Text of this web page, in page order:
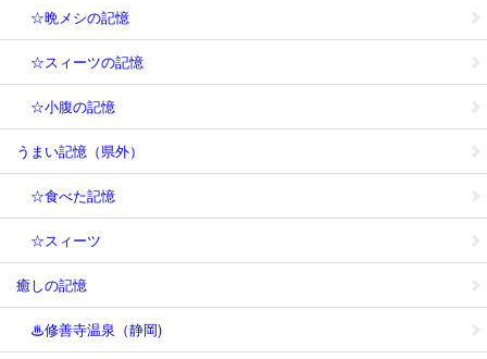
☆晩メシの記憶
☆スィーツの記憶
☆小腹の記憶
うまい記憶（県外）
☆食べた記憶
☆スィーツ
癒しの記憶
♨修善寺温泉（静岡)